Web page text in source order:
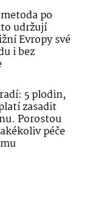
po
udržují
Evropy své
i bez
5 plodin,
zasadit
Porostou
péče